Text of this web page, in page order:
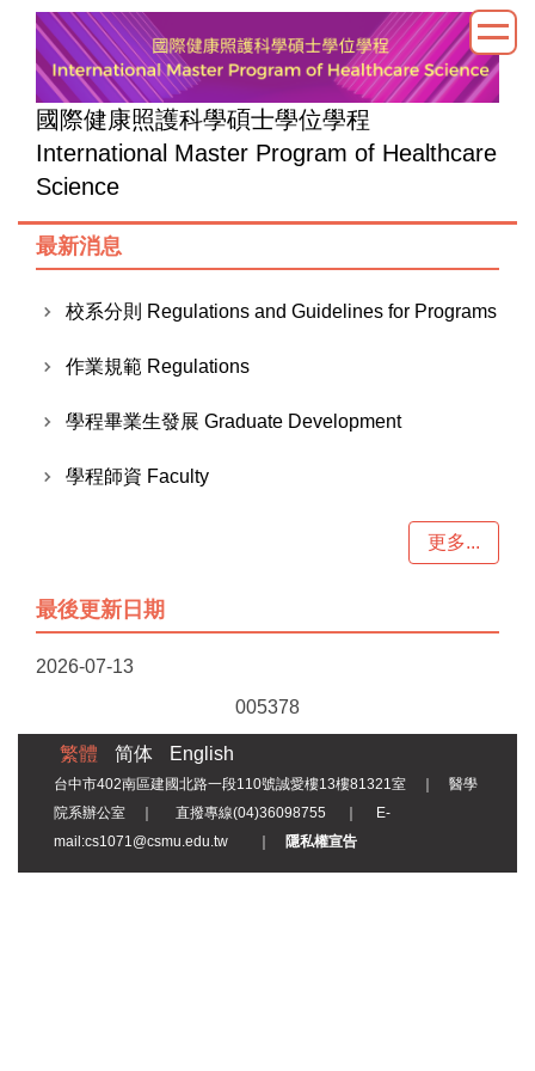
國際健康照護科學碩士學位學程
International Master Program of Healthcare
Science
最新消息
校系分則 Regulations and Guidelines for Programs
作業規範 Regulations
學程畢業生發展 Graduate Development
學程師資 Faculty
更多...
最後更新日期
2026-07-13
005378
繁體 简体 English
台中市402南區建國北路一段110號誠愛樓13樓81321室 ｜ 醫學
院系辦公室 ｜ 直撥專線(04)36098755 ｜ E-
mail:cs1071@csmu.edu.tw ｜ 隱私權宣告